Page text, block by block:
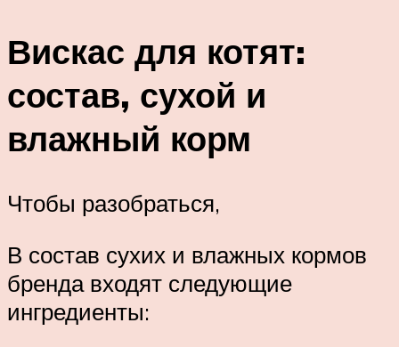
Вискас для котят:
состав, сухой и
влажный корм
Чтобы разобраться,
В состав сухих и влажных кормов
бренда входят следующие
ингредиенты: